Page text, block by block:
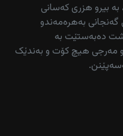
بە بیرو هزری کەسانی
گەنجانی بەهرەمەندو
پشت دەبەستێت بە
مەرجی هیچ کۆت و بەندێک